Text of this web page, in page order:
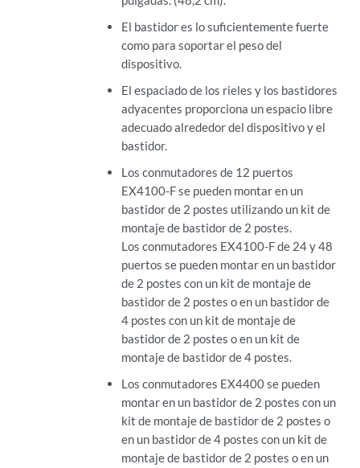
El bastidor es lo suficientemente fuerte
como para soportar el peso del
dispositivo.
El espaciado de los rieles y los bastidores
adyacentes proporciona un espacio libre
adecuado alrededor del dispositivo y el
bastidor.
Los conmutadores de 12 puertos
EX4100-F se pueden montar en un
bastidor de 2 postes utilizando un kit de
montaje de bastidor de 2 postes.
Los conmutadores EX4100-F de 24 y 48
puertos se pueden montar en un bastidor
de 2 postes con un kit de montaje de
bastidor de 2 postes o en un bastidor de
4 postes con un kit de montaje de
bastidor de 2 postes o en un kit de
montaje de bastidor de 4 postes.
Los conmutadores EX4400 se pueden
montar en un bastidor de 2 postes con un
kit de montaje de bastidor de 2 postes o
en un bastidor de 4 postes con un kit de
montaje de bastidor de 2 postes o en un